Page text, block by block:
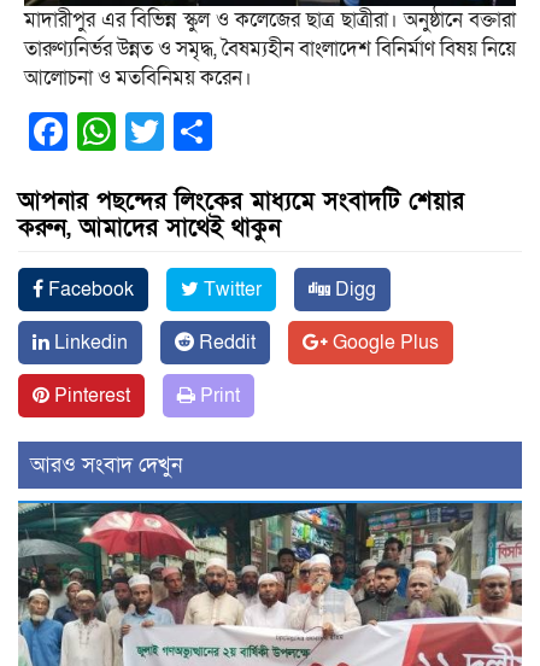
মাদারীপুর এর বিভিন্ন স্কুল ও কলেজের ছাত্র ছাত্রীরা। অনুষ্ঠানে বক্তারা
তারুণ্যনির্ভর উন্নত ও সমৃদ্ধ, বৈষম্যহীন বাংলাদেশ বিনির্মাণ বিষয় নিয়ে
আলোচনা ও মতবিনিময় করেন।
Facebook
WhatsApp
Twitter
আপনার পছন্দের লিংকের মাধ্যমে সংবাদটি শেয়ার
করুন, আমাদের সাথেই থাকুন
Facebook Twitter
Digg
Linkedin
Reddit
Google Plus
Pinterest
Print
আরও সংবাদ দেখুন